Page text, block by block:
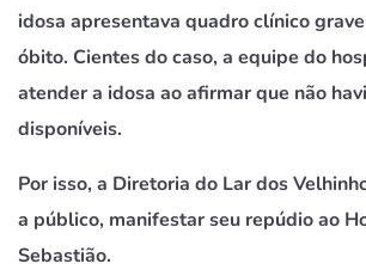
idosa apresentava quadro clínico
óbito. Cientes do caso, a equipe do
atender a idosa ao afirmar que não
disponíveis.
Por isso, a Diretoria do Lar dos
a público, manifestar seu repúdio ao
Sebastião.